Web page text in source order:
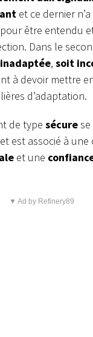
et ce dernier
être entendu
Dans le
, soit
à devoir mettre
d’adaptation.
de type sécure
est associé à une
et une
▼ Ad by Refinery89